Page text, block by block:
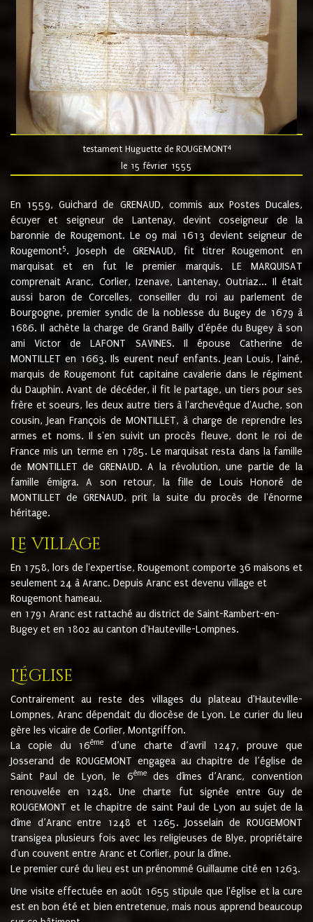
testament Huguette de ROUGEMONT4
le 15 février 1555
En 1559, Guichard de GRENAUD, commis aux Postes Ducales,
écuyer et seigneur de Lantenay, devint coseigneur de la
baronnie de Rougemont. Le 09 mai 1613 devient seigneur de
Rougemont5. Joseph de GRENAUD, fit titrer Rougemont en
marquisat et en fut le premier marquis. LE MARQUISAT
comprenait Aranc, Corlier, Izenave, Lantenay, Outriaz... Il était
aussi baron de Corcelles, conseiller du roi au parlement de
Bourgogne, premier syndic de la noblesse du Bugey de 1679 à
1686. Il achète la charge de Grand Bailly d'épée du Bugey à son
ami Victor de LAFONT SAVINES. Il épouse Catherine de
MONTILLET en 1663. Ils eurent neuf enfants. Jean Louis, l'ainé,
marquis de Rougemont fut capitaine cavalerie dans le régiment
du Dauphin. Avant de décéder, il fit le partage, un tiers pour ses
frère et soeurs, les deux autre tiers à l'archevêque d'Auche, son
cousin, Jean François de MONTILLET, à charge de reprendre les
armes et noms. Il s'en suivit un procès fleuve, dont le roi de
France mis un terme en 1785. Le marquisat resta dans la famille
de MONTILLET de GRENAUD. A la révolution, une partie de la
famille émigra. A son retour, la fille de Louis Honoré de
MONTILLET de GRENAUD, prit la suite du procès de l'énorme
héritage.
Le village
En 1758, lors de l'expertise, Rougemont comporte 36 maisons et
seulement 24 à Aranc. Depuis Aranc est devenu village et
Rougemont hameau.
en 1791 Aranc est rattaché au district de Saint-Rambert-en-
Bugey et en 1802 au canton d'Hauteville-Lompnes.
L'église
Contrairement au reste des villages du plateau d'Hauteville-
Lompnes, Aranc dépendait du diocèse de Lyon. Le curier du lieu
gère les vicaire de Corlier, Montgriffon.
La copie du 16ème
d’une charte d’avril 1247, prouve que
Josserand de ROUGEMONT engagea au chapitre de l’église de
Saint Paul de Lyon, le 6èmedes dîmes d’Aranc, convention
renouvelée en 1248. Une charte fut signée entre Guy de
ROUGEMONT et le chapitre de saint Paul de Lyon au sujet de la
dîme d’Aranc entre 1248 et 1265. Josselain de ROUGEMONT
transigea plusieurs fois avec les religieuses de Blye, propriétaire
d'un couvent entre Aranc et Corlier, pour la dîme.
Le premier curé du lieu est un prénommé Guillaume cité en 1263.
Une visite effectuée en août 1655 stipule que l'église et la cure
est en bon été et bien entretenue, mais nous apprend beaucoup